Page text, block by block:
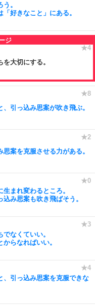
。
好きなこと」にある。
大切にする。
引っ込み思案が吹き飛ぶ。
案を克服させる力がある。
まれ変わるところ。
み思案も吹き飛ばそう。
なくていい。
らなればいい。
、引っ込み思案を克服できな